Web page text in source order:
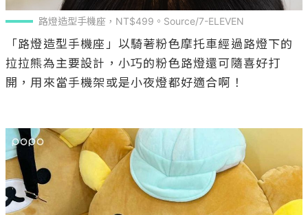
路燈造型手機座，NT$499。Source/7-ELEVEN
「路燈造型手機座」以騎著粉色摩托車經過路燈下的
拉拉熊為主要設計，小巧的粉色路燈還可隨喜好打
開，用來當手機架或是小夜燈都好適合啊！